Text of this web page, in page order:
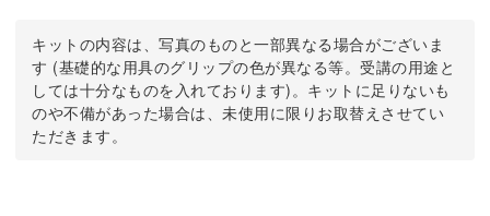
キットの内容は、写真のものと一部異なる場合がございま
す (基礎的な用具のグリップの色が異なる等。受講の用途と
しては十分なものを入れております)。キットに足りないも
のや不備があった場合は、未使用に限りお取替えさせてい
ただきます。